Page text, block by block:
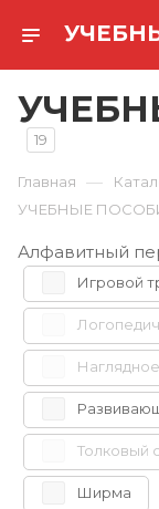
19
Главная —
УЧЕБНЫЕ
Алфавитный
Игровой
Толковый
Ширма